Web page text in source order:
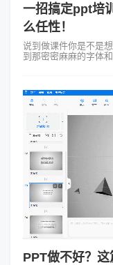
一招搞定ppt培
么任性！
说到做课件你是不是
到那密密麻麻的字体
PPT做不好？